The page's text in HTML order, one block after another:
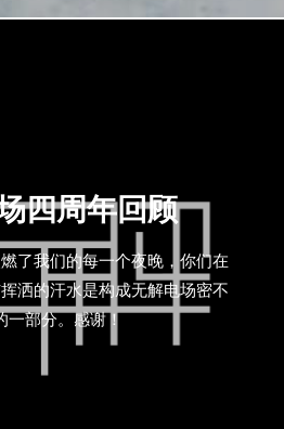
四周年回顾
了我们的每一个夜晚，你们在
洒的汗水是构成无解电场密不
一部分。感谢！